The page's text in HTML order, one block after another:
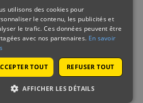
de services
de vente
2026
utilisons des cookies pour
le contenu, les publicités et
le trafic. Ces données peuvent être
avec nos partenaires. En savoir
TOUT REFUSER TOUT
AFFICHER LES DÉTAILS